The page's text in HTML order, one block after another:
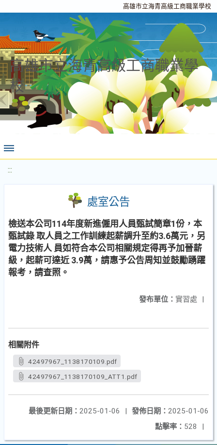
高雄市立海青高級工商職業學校
高雄市立海青高級工商職業學
校
:::
處室公告
檢送本公司114年度新進僱用人員甄試簡章1份，本
甄試錄 取人員之工作訓練起薪調升至約3.6萬元，另
電力技術人 員如符合本公司相關規定得再予加晉薪
級，起薪可達近 3.9萬，請惠予公告周知並鼓勵踴躍
報考，請查照。
發布單位： 實習處 |
相關附件
42497967_1138170109.pdf
42497967_1138170109_ATT1.pdf
發佈日期： 2025-01-06
最後更新日期： 2025-01-06
|
點擊率： 528 |